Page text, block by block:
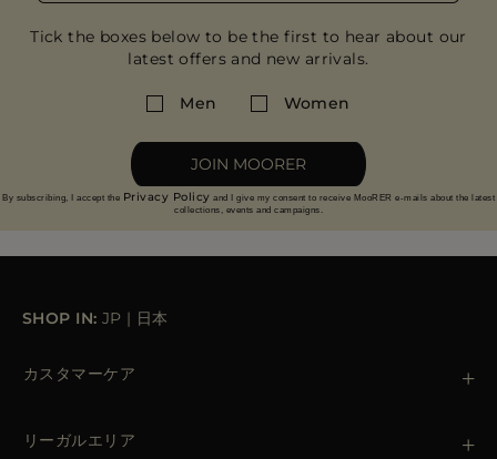
Tick the boxes below to be the first to hear about our
latest offers and new arrivals.
Men Women
JOIN MOORER
By subscribing, I accept the Privacy Policy and I give my consent to receive MooRER e-mails about the latest
collections, events and campaigns.
SHOP IN: JP | 日本
カスタマーケア
注文と支払い
リーガルエリア